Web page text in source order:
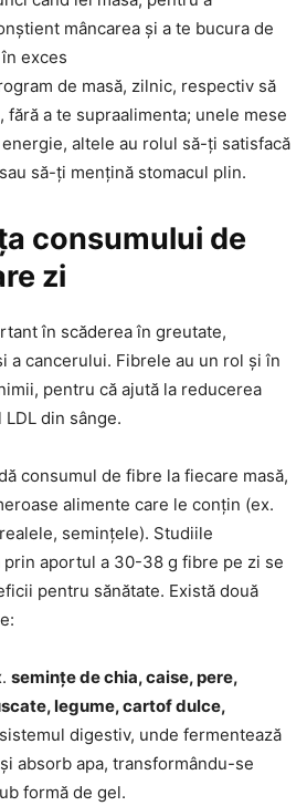
mâncarea și a te bucura de
exces
de masă, zilnic, respectiv să
fără a te supraalimenta; unele mese
altele au rolul să-ți satisfacă
să-ți mențină stomacul plin.
consumului de
zi
în scăderea în greutate,
a cancerului. Fibrele au un rol și în
pentru că ajută la reducerea
din sânge.
consumul de fibre la fiecare masă,
alimente care le conțin (ex.
semințele). Studiile
aportul a 30-38 g fibre pe zi se
pentru sănătate. Există două
semințe de chia, caise, pere,
legume, cartof dulce,
digestiv, unde fermentează
absorb apa, transformându-se
formă de gel.